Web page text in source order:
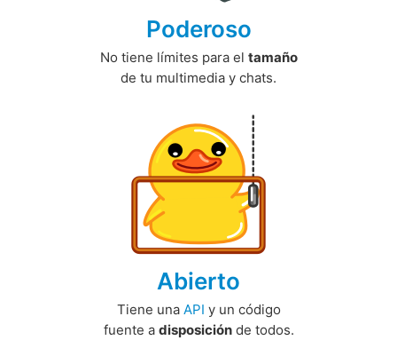
Poderoso
No tiene límites para el tamaño
de tu multimedia y chats.
Abierto
Tiene una API y un código
fuente a disposiciónde todos.